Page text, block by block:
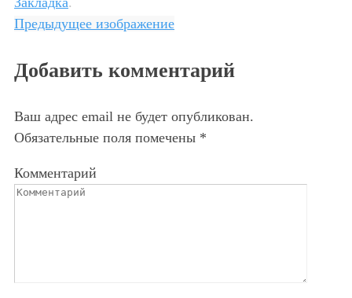
Предыдущее изображение
Добавить комментарий
Ваш адрес email не будет опубликован.
Обязательные поля помечены *
Комментарий